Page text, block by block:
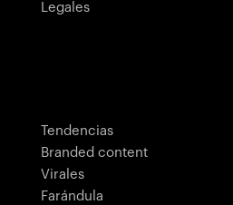
Legales
Tendencias
Branded content
Virales
Farándula